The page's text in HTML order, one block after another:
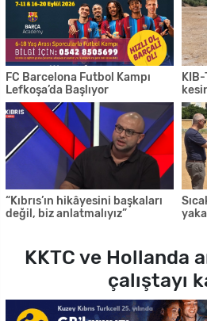
FC Barcelona Futbol Kampı
Lefkoşa’da Başlıyor
“Kıbrıs’ın hikâyesini başkaları
değil, biz anlatmalıyız”
KKTC ve Hollanda
çalıştayı